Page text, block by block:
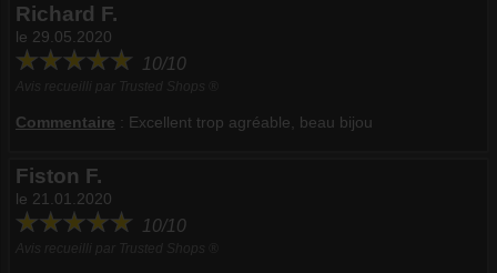
Richard F.
le 29.05.2020
10/10
Commentaire : Excellent trop agréable, beau bijou
Fiston F.
le 21.01.2020
10/10